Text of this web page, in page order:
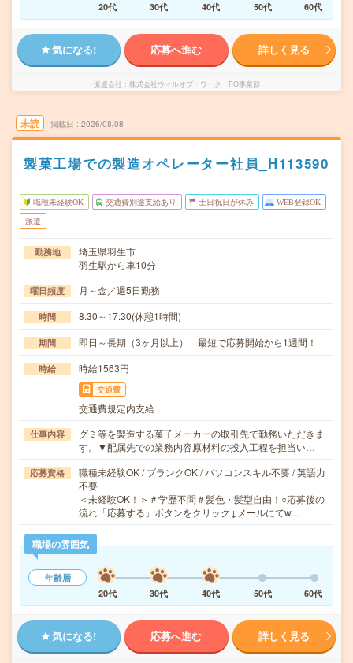
20代
30代 40代 50代 60代
気になる! 応募へ進む 詳しく見る
派遣会社 株式会社ウィルオブ・ワーク FO事業部
未読 掲載日 2026/08/08
製菓工場での製造オペレーター社員_H113590
職種未経験OK 交通費別途支給あり 土日祝日が休み WEB登録OK
派遣
勤務地
埼玉県羽生市
羽生駅から車10分
曜日頻度 月～金／週5日勤務
時間 8:30～17:30(休憩1時間)
期間 即日～長期（3ヶ月以上） 最短で応募開始から1週間！
時給 時給1563円
交通費
交通費規定内支給
仕事内容
グミ等を製造する菓子メーカーの取引先で勤務いただきま
す。▼配属先での業務内容原材料の投入工程を担当い…
応募資格
職種未経験OK / ブランクOK / パソコンスキル不要 / 英語力
不要
＜未経験OK！＞＃学歴不問＃髪色・髪型自由！○応募後の
流れ「応募する」ボタンをクリック↓メールにてw…
職場の雰囲気
年齢層
20代
30代 40代 50代 60代
気になる! 応募へ進む 詳しく見る